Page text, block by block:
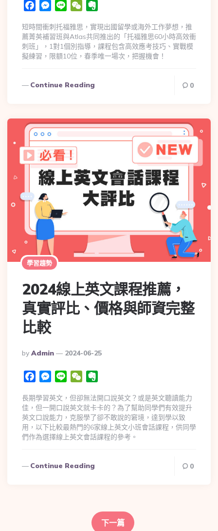
FacebookMessenger
Line WeChat
短時間衝刺托福雅思，實現出國留學或海外工作夢想，推
薦菁英補習班與Atlas共同推出的「托福雅思60小時高效衝
刺班」，1對1個別指導，課程包含高效應考技巧、實戰模
擬練習，限額10位，春季唯一場次，把握機會！
Continue Reading 0
學習趨勢
2024線上英文課程推薦，
真實評比、價格與師資完整
比較
By Admin 2024-06-25
FacebookMessenger
Line WeChat
長期學習英文，但卻無法開口說英文？或是英文聽讀能力
佳，但一開口說英文就卡卡的？為了幫助同學們有效提升
英文口說能力，克服學了卻不敢說的窘境，達到學以致
用，以下比較最熱門的6家線上英文小班會話課程，供同學
們作為選擇線上英文會話課程的參考。
Continue Reading 0
下一篇